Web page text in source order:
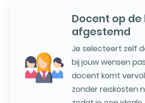
Docent op de
afgestemd
Je selecteert zelf
bij jouw wensen
docent komt
zonder reiskosten